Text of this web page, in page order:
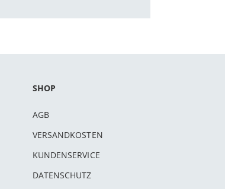
SHOP
AGB
VERSANDKOSTEN
KUNDENSERVICE
DATENSCHUTZ